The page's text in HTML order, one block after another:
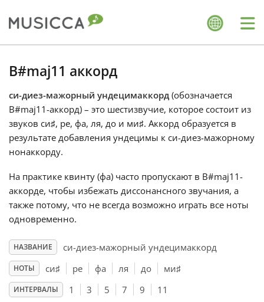
Български
Dansk
Deutsch
English
Español
Français
B#maj11 аккорд
си-диез-мажорный ундецимаккорд (обозначается
B#maj11-аккорд) – это шестизвучие, которое состоит из
звуков си♯, ре, фа, ля, до и ми♯. Аккорд образуется в
результате добавления ундецимы к си-диез-мажорному
нонаккорду.
На практике квинту (фа) часто пропускают в B#maj11-
аккорде, чтобы избежать диссонансного звучания, а
также потому, что не всегда возможно играть все ноты
одновременно.
НАЗВАНИЕ си-диез-мажорный ундецимаккорд
НОТЫ си♯ ре фа ля до ми♯
ИНТЕРВАЛЫ 1 3 5 7 9 11